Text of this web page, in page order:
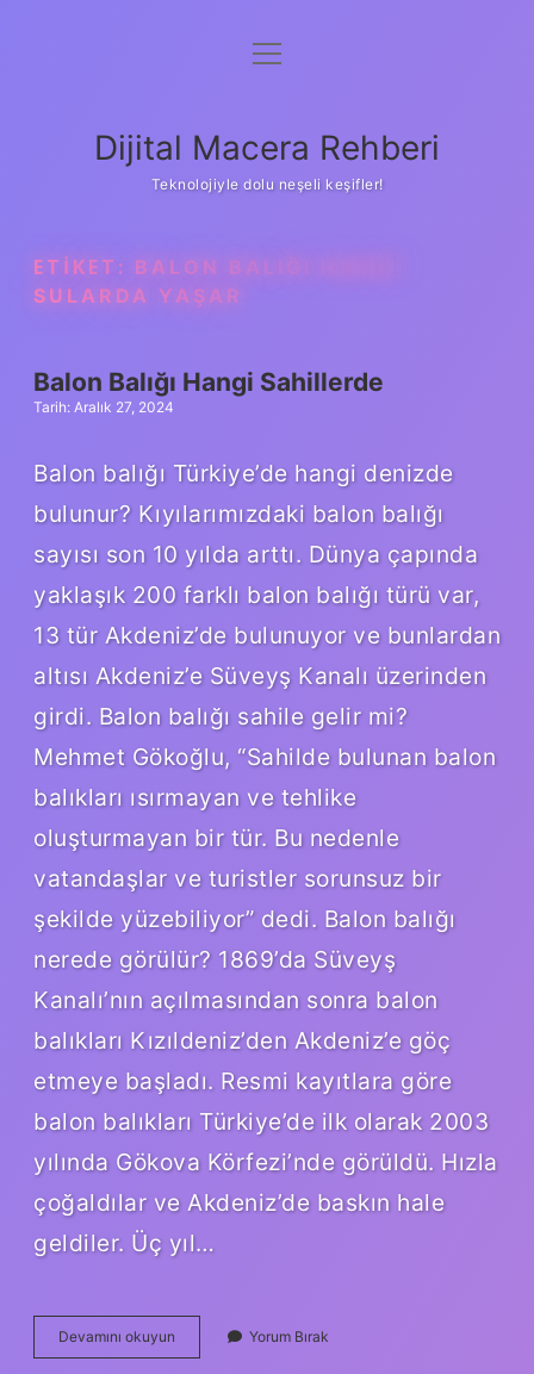
Anasayfa
Yasal Uyarı
menüyü
Dijital Macera Rehberi
Teknolojiyle dolu neşeli keşifler!
ETIKET: BALON BALIĞI HANGI
SULARDA YAŞAR
Balon Balığı Hangi Sahillerde
Tarih: Aralık 27, 2024
Balon balığı Türkiye’de hangi denizde
bulunur? Kıyılarımızdaki balon balığı
sayısı son 10 yılda arttı. Dünya çapında
yaklaşık 200 farklı balon balığı türü var,
13 tür Akdeniz’de bulunuyor ve bunlardan
altısı Akdeniz’e Süveyş Kanalı üzerinden
girdi. Balon balığı sahile gelir mi?
Mehmet Gökoğlu, “Sahilde bulunan balon
balıkları ısırmayan ve tehlike
oluşturmayan bir tür. Bu nedenle
vatandaşlar ve turistler sorunsuz bir
şekilde yüzebiliyor” dedi. Balon balığı
nerede görülür? 1869’da Süveyş
Kanalı’nın açılmasından sonra balon
balıkları Kızıldeniz’den Akdeniz’e göç
etmeye başladı. Resmi kayıtlara göre
balon balıkları Türkiye’de ilk olarak 2003
yılında Gökova Körfezi’nde görüldü. Hızla
çoğaldılar ve Akdeniz’de baskın hale
geldiler. Üç yıl…
Devamını okuyun
Balığı
Yorum Bırak